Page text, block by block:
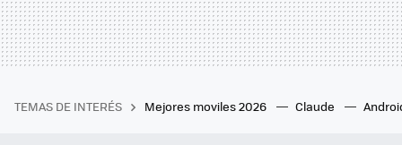
TEMAS DE INTERÉS Mejores moviles 2026 Claude